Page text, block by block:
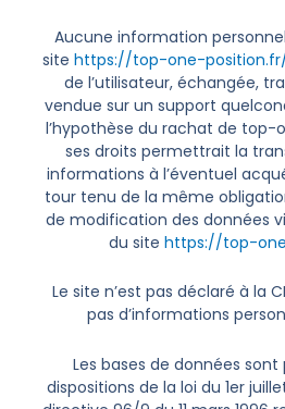
Aucune information
site https://top-one-
de l’utilisateur, échangée,
vendue sur un support
l’hypothèse du rachat de top-
ses droits permettrait la
informations à l’éventuel
tour tenu de la même
de modification des données
du site https://top-
Le site n’est pas déclaré à la
pas d’informations
Les bases de données
dispositions de la loi du 1er